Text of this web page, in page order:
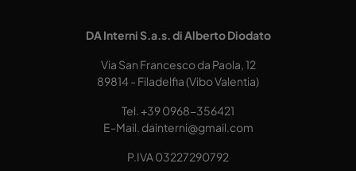
DA Interni S.a.s. di Alberto Diodato
Via San Francesco da Paola, 12
89814 - Filadelfia (Vibo Valentia)
Tel. +39 0968-356421
E-Mail. dainterni@gmail.com
P.IVA 03227290792